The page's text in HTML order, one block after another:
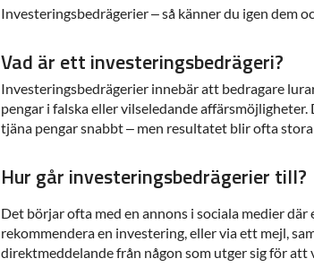
Investeringsbedrägerier – så känner du igen dem
Vad är ett investeringsbedrägeri?
Investeringsbedrägerier innebär att bedragare
pengar i falska eller vilseledande affärsmöjligheter.
tjäna pengar snabbt – men resultatet blir ofta
Hur går investeringsbedrägerier till?
Det börjar ofta med en annons i sociala medier där
rekommendera en investering, eller via ett mejl,
direktmeddelande från någon som utger sig för att